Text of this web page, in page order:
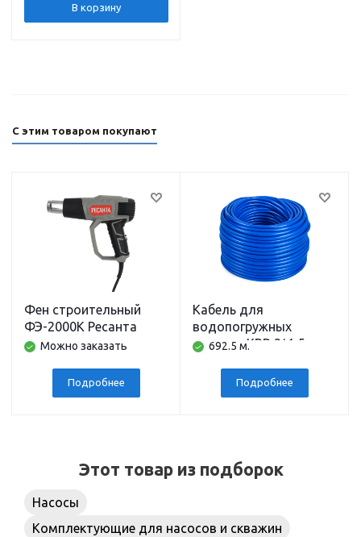
В корзину
С этим товаром покупают
Фен строительный
ФЭ-2000К Ресанта
Можно заказать
Подробнее
Кабель для
водопогружных
насосов КВВ 3*1,5 мм
692.5 м.
Подробнее
Этот товар из подборок
Насосы
Комплектующие для насосов и скважин